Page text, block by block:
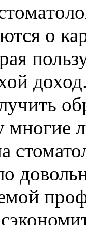
о